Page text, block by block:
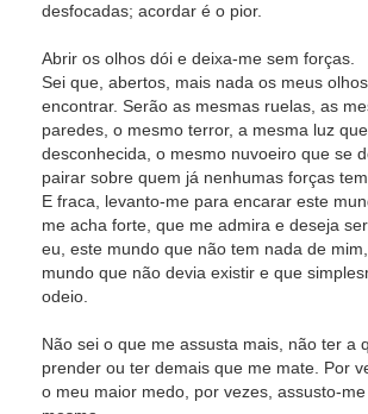
desfocadas; acordar é o pior.
Abrir os olhos dói e deixa-me sem forças.
Sei que, abertos, mais nada os meus
encontrar. Serão as mesmas ruelas, as
paredes, o mesmo terror, a mesma luz
desconhecida, o mesmo nuvoeiro que se
pairar sobre quem já nenhumas forças tem.
E fraca, levanto-me para encarar este
me acha forte, que me admira e deseja
eu, este mundo que não tem nada de
mundo que não devia existir e que
odeio.
Não sei o que me assusta mais, não ter a
prender ou ter demais que me mate. Por
o meu maior medo, por vezes, assusto-